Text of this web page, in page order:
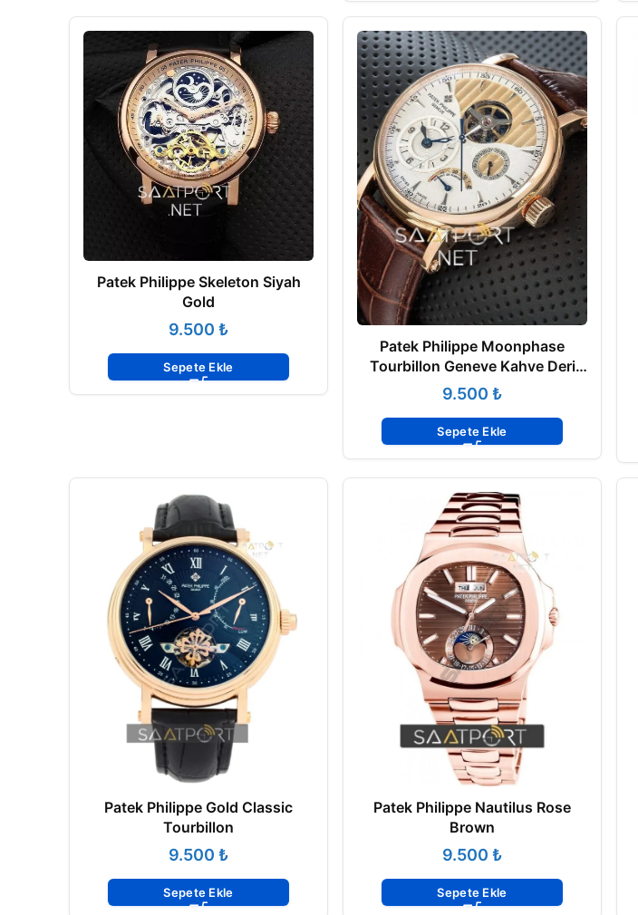
Patek Philippe Skeleton Siyah
Gold
₺
Sepete Ekle
Patek Philippe Moonphase
Tourbillon Geneve Kahve Deri
Kordon₺
Sepete Ekle
Patek Philippe Gold Classic
Tourbillon
₺
Sepete Ekle
Patek Philippe Nautilus Rose
Brown
₺
Sepete Ekle